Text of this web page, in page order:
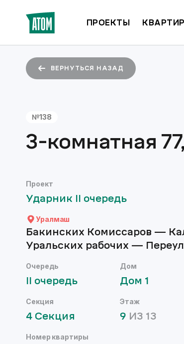
ПРОЕКТЫ
ВЕРНУТЬСЯ НАЗАД
№138
3-комнатная
Проект
Ударник II очередь
Уралмаш
Бакинских Комиссаров —
Уральских рабочих —
Очередь
II очередь
Дом
Дом 1
Секция
4 Секция
Этаж
9 ИЗ 13
Номер квартиры